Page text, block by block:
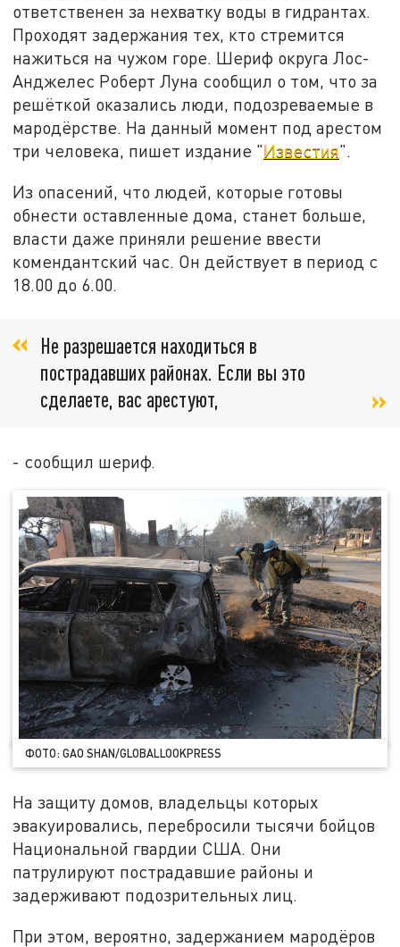
ответственен за нехватку воды в гидрантах.
Проходят задержания тех, кто стремится
нажиться на чужом горе. Шериф округа Лос-
Анджелес Роберт Луна сообщил о том, что за
решёткой оказались люди, подозреваемые в
мародёрстве. На данный момент под арестом
три человека, пишет издание "Известия".
Из опасений, что людей, которые готовы
обнести оставленные дома, станет больше,
власти даже приняли решение ввести
комендантский час. Он действует в период с
18.00 до 6.00.
Не разрешается находиться в
пострадавших районах. Если вы это
сделаете, вас арестуют,
- сообщил шериф.
ФОТО: GAO SHAN/GLOBALLOOKPRESS
На защиту домов, владельцы которых
эвакуировались, перебросили тысячи бойцов
Национальной гвардии США. Они
патрулируют пострадавшие районы и
задерживают подозрительных лиц.
При этом, вероятно, задержанием мародёров